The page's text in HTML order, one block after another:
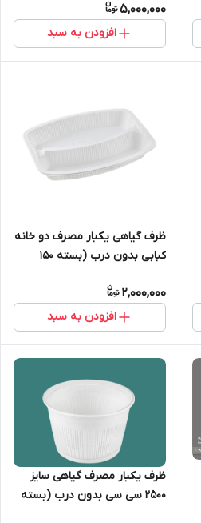
5,000,000
افزودن به سبد
ظرف گیاهی یکبار مصرف دو خانه
کبابی بدون درب (بسته ۱۵۰
2,000,000
افزودن به سبد
ظرف یکبار مصرف گیاهی سایز
۲۵۰۰ سی سی بدون درب (بسته